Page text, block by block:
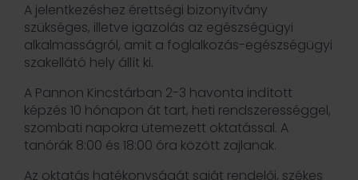
A jelentkezéshez érettségi bizonyítvány
szükséges, illetve igazolás az egészségügyi
alkalmasságról, amit a foglalkozás-egészségügyi
szakellátó hely állít ki.
A Pannon Kincstárban 2-3 havonta indított
képzés 10 hónapon át tart, heti rendszerességgel,
szombati napokra ütemezett oktatással. A
tanórák 8:00 és 18:00 óra között zajlanak.
Az oktatás hatékonyságát saját rendelői, székes